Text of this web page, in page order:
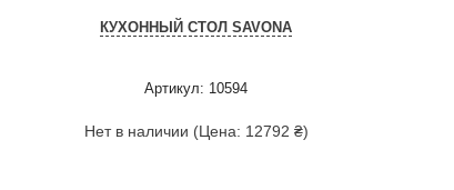
КУХОННЫЙ СТОЛ SAVONA
Артикул: 10594
Нет в наличии (Цена: 12792 ₴)